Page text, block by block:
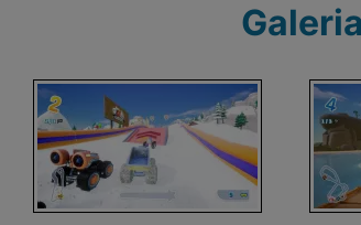
Galeria